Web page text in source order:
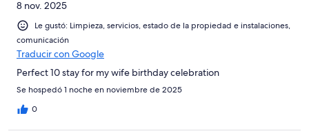
8 nov. 2025
Le gustó: Limpieza, servicios, estado de la propiedad e instalaciones,
comunicación
Traducir con Google
Perfect 10 stay for my wife birthday celebration
Se hospedó 1 noche en noviembre de 2025
0